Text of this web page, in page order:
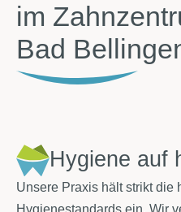
im
Bad
Hygiene auf
Unsere Praxis hält strikt die